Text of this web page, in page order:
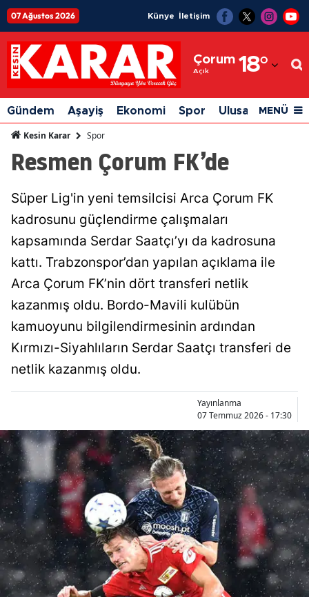
07 Ağustos 2026 Künye İletişim
Çorum
Açık 18°
Adıyaman
Afyonkarahisar
Ağrı
Amasya
Artvin
Aydın
Bilecik
Bingöl
Bolu
Burdur
Bursa
Çanakkale
Çankırı
Çorum
Denizli
Gündem Aşayiş Ekonomi Spor Ulusal Siyaset
MENÜ
Kesin Karar Spor
Resmen Çorum FK’de
Süper Lig'in yeni temsilcisi Arca Çorum FK
kadrosunu güçlendirme çalışmaları
kapsamında Serdar Saatçı’yı da kadrosuna
kattı. Trabzonspor’dan yapılan açıklama ile
Arca Çorum FK’nin dört transferi netlik
kazanmış oldu. Bordo-Mavili kulübün
kamuoyunu bilgilendirmesinin ardından
Kırmızı-Siyahlıların Serdar Saatçı transferi de
netlik kazanmış oldu.
Yayınlanma
07 Temmuz 2026 - 17:30